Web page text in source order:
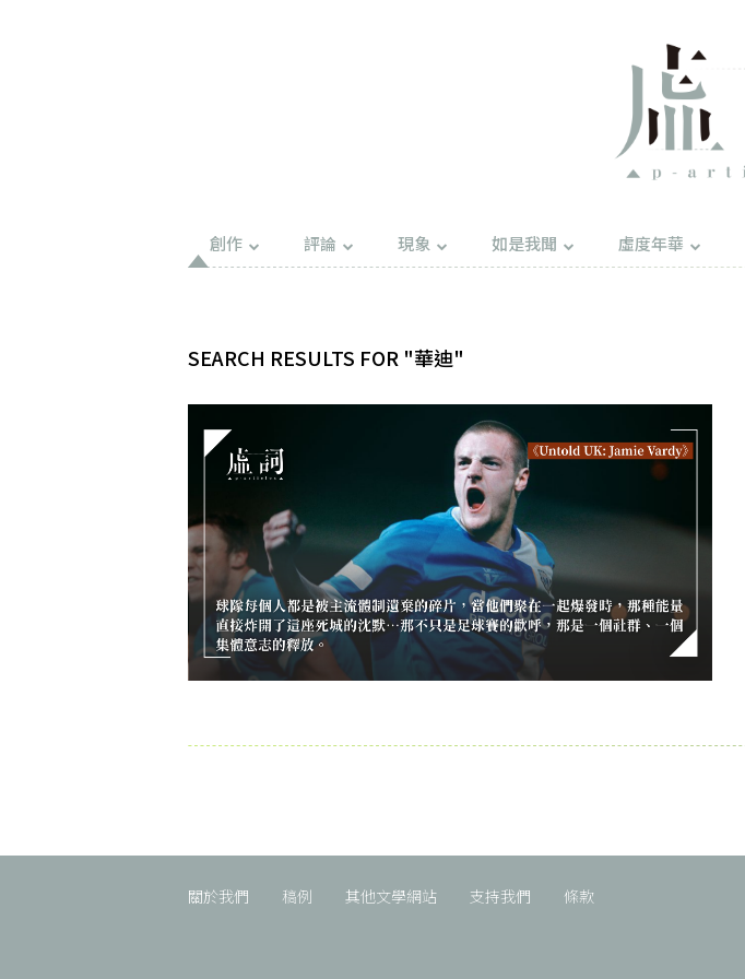
創作 評論 現象 如是我聞 虛度年華
SEARCH RESULTS FOR "華迪"
關於我們 稿例 其他文學網站 支持我們 條款